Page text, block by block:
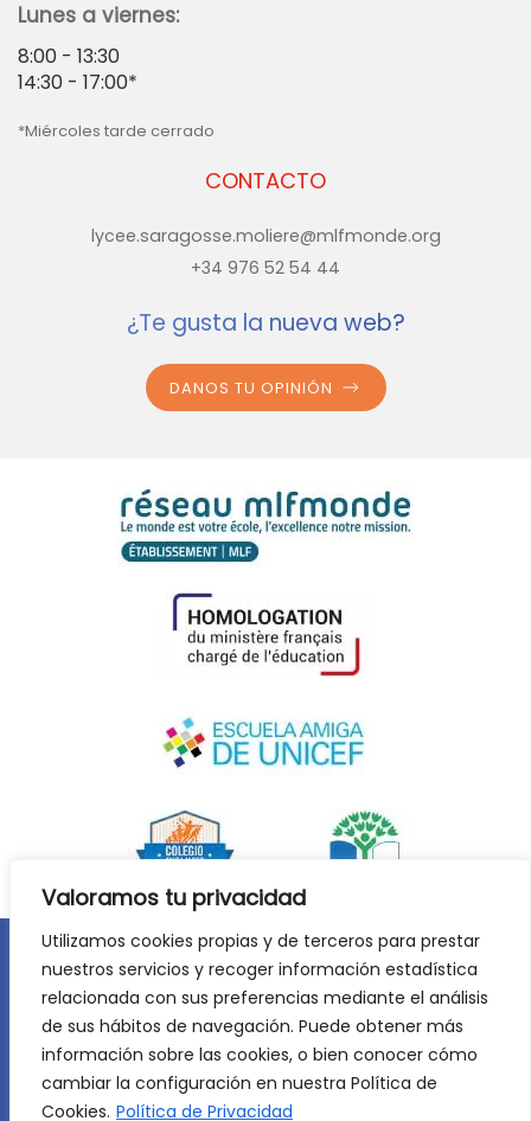
Valoramos tu privacidad
Utilizamos cookies propias y de terceros para prestar
nuestros servicios y recoger información estadística
relacionada con sus preferencias mediante el análisis
de sus hábitos de navegación. Puede obtener más
información sobre las cookies, o bien conocer cómo
cambiar la configuración en nuestra Política de
Cookies. Política de Privacidad
CONTACTO
lycee.saragosse.moliere@mlfmonde.org
+34 976 52 54 44
Lunes a viernes:
8:00 - 13:30
14:30 - 17:00*
*Miércoles tarde cerrado
¿Te gusta la nueva web?
DANOS TU OPINIÓN
Aviso legal
Política de privacidad
Política de cookies
©2026Lycée Français Molière de Zaragoza. Todos los
derechos reservados. Desarrollo web: